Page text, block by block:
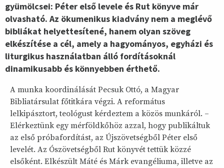
gyümölcsei: Péter első levele és Rut könyve már
olvasható. Az ökumenikus kiadvány nem a meglévő
bibliákat helyettesítené, hanem olyan szöveg
elkészítése a cél, amely a hagyományos, egyházi és
liturgikus használatban álló fordításoknál
dinamikusabb és könnyebben érthető.
A munka koordinálását Pecsuk Ottó, a Magyar
Bibliatársulat főtitkára végzi. A református
lelkipásztort, teológust kérdeztem a közös munkáról. –
Elérkeztünk egy mérföldkőhöz azzal, hogy publikáltuk
az első próbafordítást, az Újszövetségből Péter első
levelét. Az Ószövetségből Rut könyvét tettük közzé
elsőként. Elkészült Máté és Márk evangéliuma, illetve az